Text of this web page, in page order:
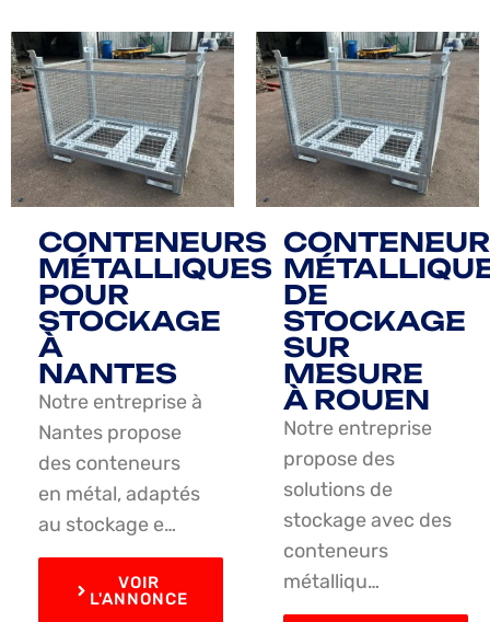
CONTENEURS
MÉTALLIQUES
POUR
STOCKAGE
À
NANTES
Notre entreprise à
Nantes propose
des conteneurs
en métal, adaptés
au stockage e…
VOIR
L'ANNONCE
DE
STOCKAGE
SUR
MESURE
À ROUEN
Notre entreprise
propose des
solutions de
stockage avec des
conteneurs
métalliqu…